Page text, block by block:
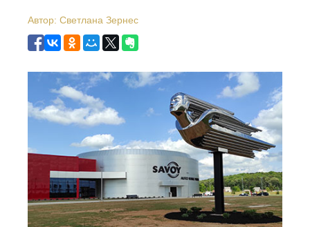
Автор: Светлана Зернес